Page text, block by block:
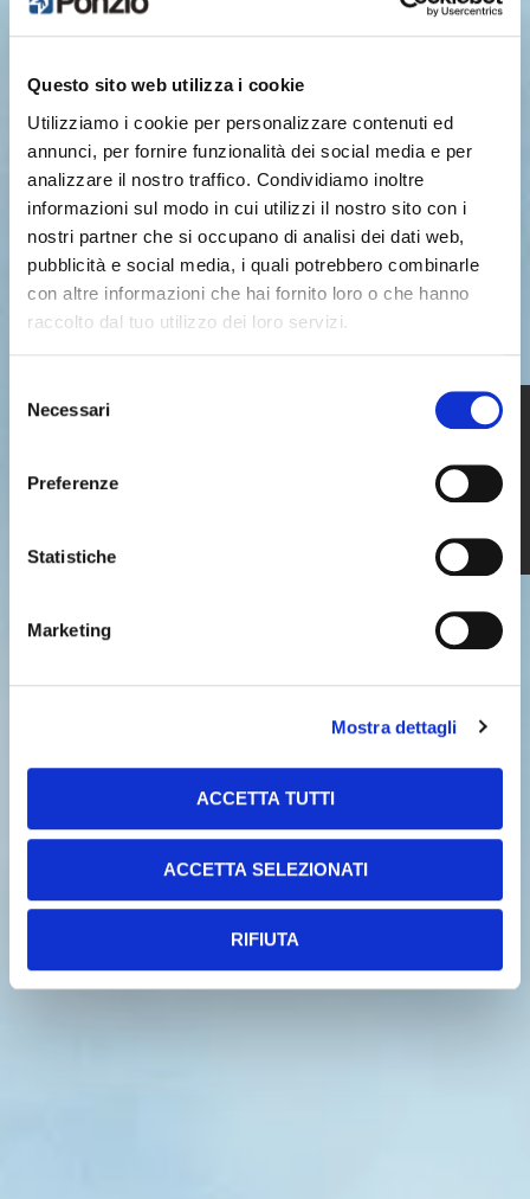
Questo sito web utilizza i cookie
Utilizziamo i cookie per personalizzare contenuti ed
annunci, per fornire funzionalità dei social media e per
analizzare il nostro traffico. Condividiamo inoltre
informazioni sul modo in cui utilizzi il nostro sito con i
nostri partner che si occupano di analisi dei dati web,
pubblicità e social media, i quali potrebbero combinarle
con altre informazioni che hai fornito loro o che hanno
raccolto dal tuo utilizzo dei loro servizi.
delNecessari
Preferenze
Statistiche
Marketing
Mostra dettagli
ACCETTA TUTTI
ACCETTA SELEZIONATI
RIFIUTA